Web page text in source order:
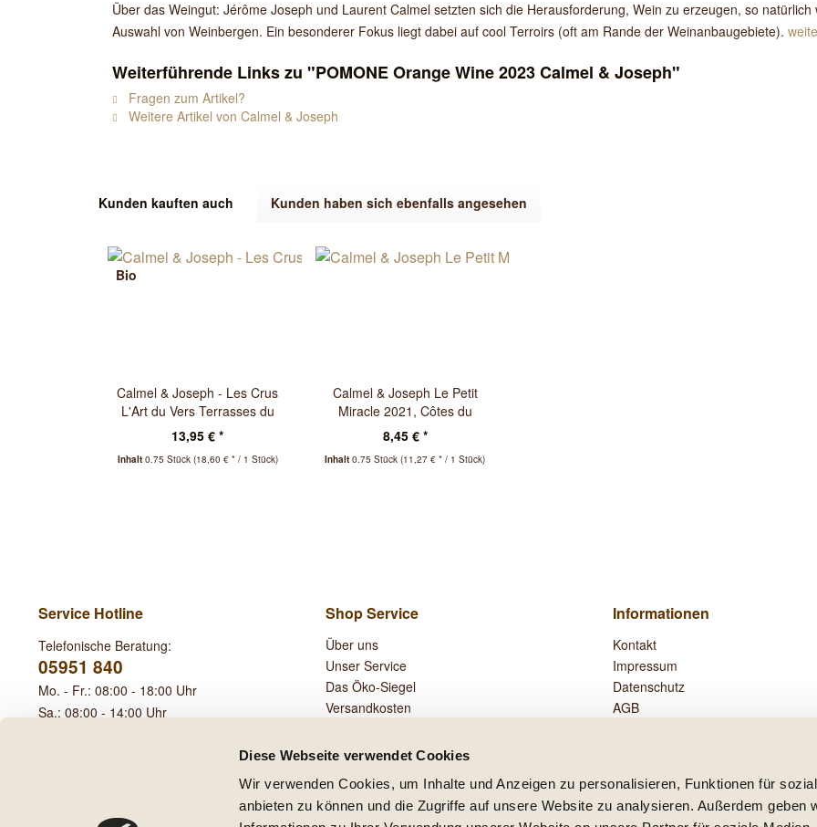
Diese Webseite verwendet Cookies
Wir verwenden Cookies, um Inhalte und Anzeigen zu personalisieren, Funktionen für
anbieten zu können und die Zugriffe auf unsere Website zu analysieren. Außerdem geben
Über das Weingut: Jérôme Joseph und Laurent Calmel setzten sich die Herausforderung, Wein zu erzeugen, so
Auswahl von Weinbergen. Ein besonderer Fokus liegt dabei auf cool Terroirs (oft am Rande der Weinanbaugebiete).
Weiterführende Links zu "POMONE Orange Wine 2023 Calmel & Joseph"
Fragen zum Artikel?
Weitere Artikel von Calmel & Joseph
Kunden kauften auch Kunden haben sich ebenfalls angesehen
Bio
Calmel & Joseph - Les Crus
L'Art du Vers Terrasses du
Larzac AOP 2022
13,95 € *
Inhalt 0.75 Stück (18,60 € * / 1 Stück)
Calmel & Joseph Le Petit
Miracle 2021, Côtes du
Roussillon Villages
8,45 € *
Inhalt0.75 Stück(11,27 € * / 1 Stück)
Service Hotline
Telefonische Beratung:
05951 840
Mo. - Fr.: 08:00 - 18:00 Uhr
Sa.: 08:00 - 14:00 Uhr
Shop Service
Über uns
Unser Service
Das Öko-Siegel
Versandkosten
Informationen
Kontakt
Impressum
Datenschutz
AGB
Vertrag widerrufen